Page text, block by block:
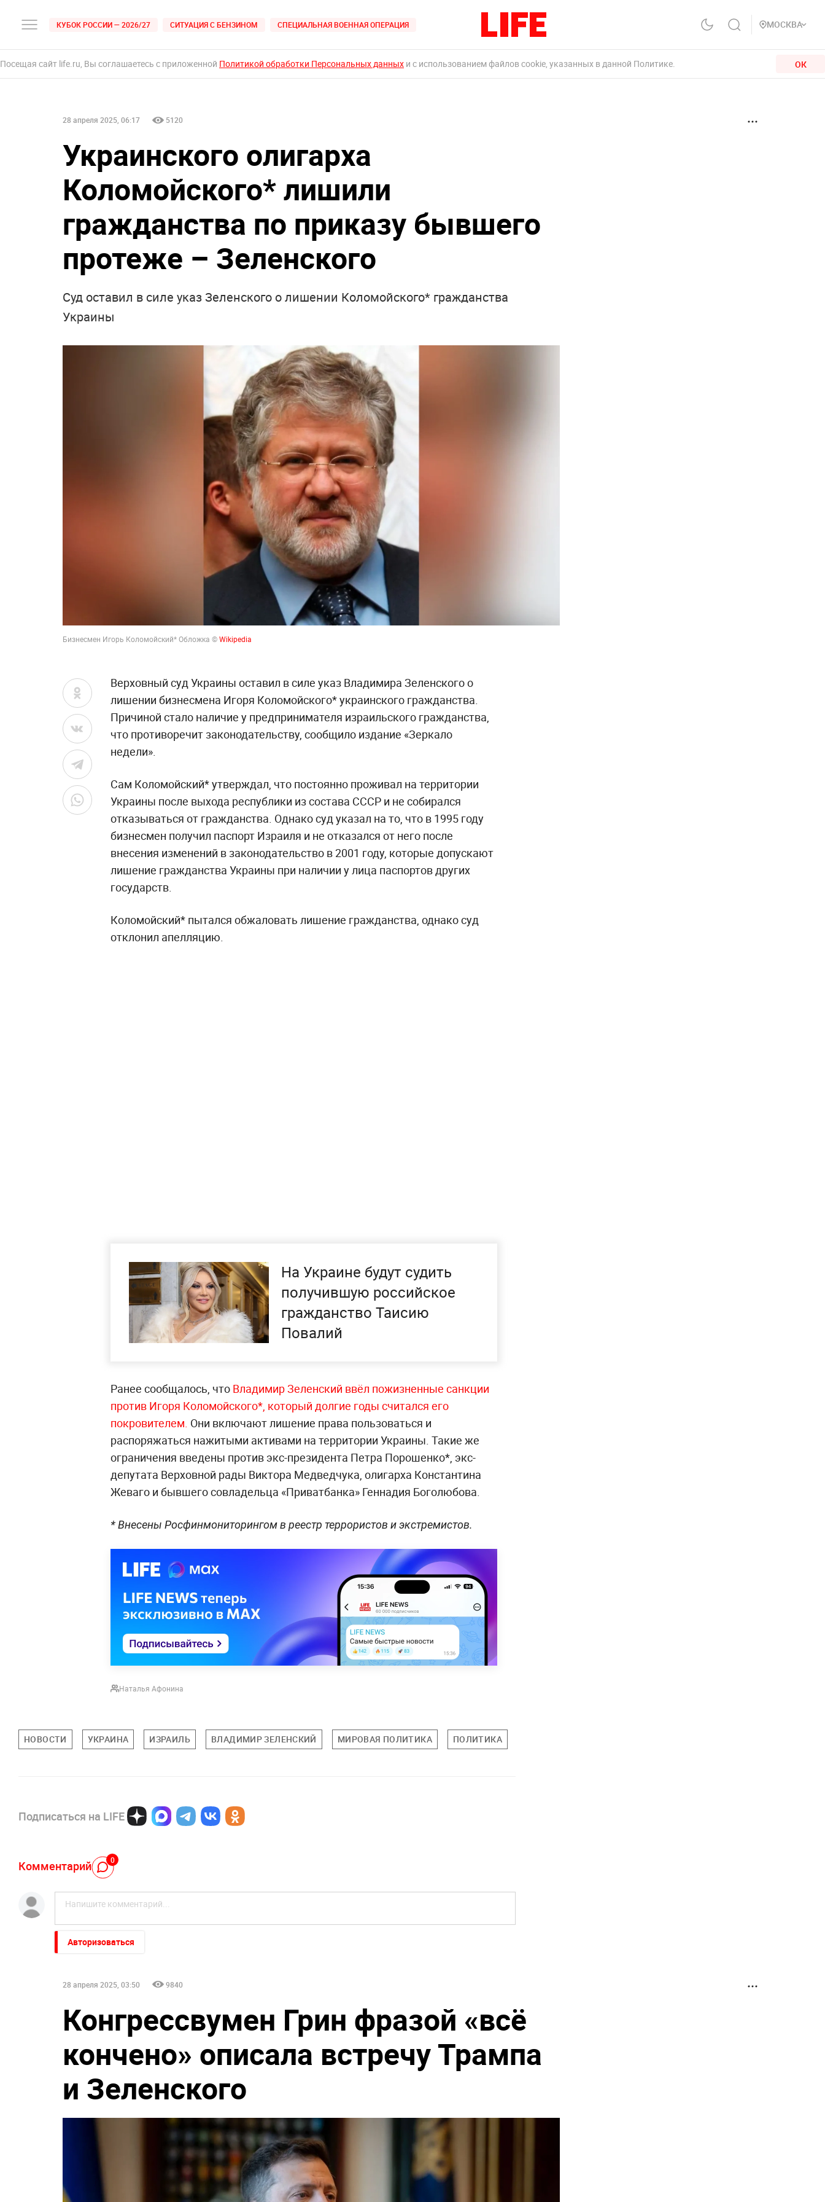
КУБОК РОССИИ — 2026/27 СИТУАЦИЯ С БЕНЗИНОМ СПЕЦИАЛЬНАЯ ВОЕННАЯ ОПЕРАЦИЯ МОСКВА
Посещая сайт life.ru, Вы соглашаетесь с приложенной Политикой обработки Персональных данных и с использованием файлов cookie, указанных в данной Политике. ОК
28 апреля 2025, 06:17 5120
Украинского олигарха
Коломойского* лишили
гражданства по приказу бывшего
протеже – Зеленского
Суд оставил в силе указ Зеленского о лишении Коломойского* гражданства
Украины
Бизнесмен Игорь Коломойский* Обложка ©Wikipedia
Верховный суд Украины оставил в силе указ Владимира Зеленского о
лишении бизнесмена Игоря Коломойского* украинского гражданства.
Причиной стало наличие у предпринимателя израильского гражданства,
что противоречит законодательству, сообщило издание «Зеркало
недели».
Сам Коломойский* утверждал, что постоянно проживал на территории
Украины после выхода республики из состава СССР и не собирался
отказываться от гражданства. Однако суд указал на то, что в 1995 году
бизнесмен получил паспорт Израиля и не отказался от него после
внесения изменений в законодательство в 2001 году, которые допускают
лишение гражданства Украины при наличии у лица паспортов других
государств.
Коломойский* пытался обжаловать лишение гражданства, однако суд
отклонил апелляцию.
На Украине будут судить
получившую российское
гражданство Таисию
Повалий
Ранее сообщалось, что Владимир Зеленский ввёл пожизненные санкции
против Игоря Коломойского*, который долгие годы считался его
покровителем. Они включают лишение права пользоваться и
распоряжаться нажитыми активами на территории Украины. Такие же
ограничения введены против экс-президента Петра Порошенко*, экс-
депутата Верховной рады Виктора Медведчука, олигарха Константина
Жеваго и бывшего совладельца «Приватбанка» Геннадия Боголюбова.
* Внесены Росфинмониторингом в реестр террористов и экстремистов.
Наталья Афонина
НОВОСТИ УКРАИНА ИЗРАИЛЬ ВЛАДИМИР ЗЕЛЕНСКИЙ МИРОВАЯ ПОЛИТИКА ПОЛИТИКА
Подписаться на LIFE
Комментарий 0
Авторизоваться
28 апреля 2025, 03:50 9840
Конгрессвумен Грин фразой «всё
кончено» описала встречу Трампа
и Зеленского